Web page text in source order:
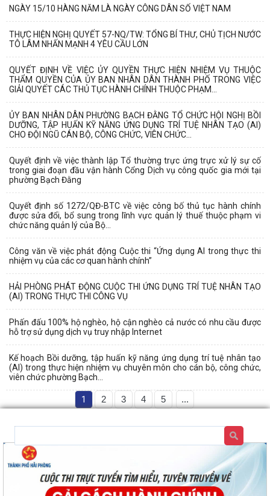
NGÀY 15/10 HÀNG NĂM LÀ NGÀY CÔNG DÂN SỐ VIỆT NAM
THỰC HIỆN NGHỊ QUYẾT 57-NQ/TW: TỔNG BÍ THƯ, CHỦ TỊCH NƯỚC
TÔ LÂM NHẤN MẠNH 4 YÊU CẦU LỚN
QUYẾT ĐỊNH VỀ VIỆC ỦY QUYỀN THỰC HIỆN NHIỆM VỤ THUỘC
THẨM QUYỀN CỦA ỦY BAN NHÂN DÂN THÀNH PHỐ TRONG VIỆC
GIẢI QUYẾT CÁC THỦ TỤC HÀNH CHÍNH THUỘC PHẠM...
ỦY BAN NHÂN DÂN PHƯỜNG BẠCH ĐẰNG TỔ CHỨC HỘI NGHỊ BỒI
DƯỠNG, TẬP HUẤN KỸ NĂNG ỨNG DỤNG TRÍ TUỆ NHÂN TẠO (AI)
CHO ĐỘI NGŨ CÁN BỘ, CÔNG CHỨC, VIÊN CHỨC...
Quyết định về việc thành lập Tổ thường trực ứng trực xử lý sự cố
trong giai đoạn đầu vận hành Cổng Dịch vụ công quốc gia mới tại
phường Bạch Đằng
Quyết định số 1272/QĐ-BTC về việc công bố thủ tục hành chính
được sửa đổi, bổ sung trong lĩnh vực quản lý thuế thuộc phạm vi
chức năng quản lý của Bộ...
Công văn về việc phát động Cuộc thi “Ứng dụng AI trong thực thi
nhiệm vụ của các cơ quan hành chính”
HẢI PHÒNG PHÁT ĐỘNG CUỘC THI ỨNG DỤNG TRÍ TUỆ NHÂN TẠO
(AI) TRONG THỰC THI CÔNG VỤ
Phấn đấu 100% hộ nghèo, hộ cận nghèo cả nước có nhu cầu được
hỗ trợ sử dụng dịch vụ truy nhập Internet
Kế hoạch Bồi dưỡng, tập huấn kỹ năng ứng dụng trí tuệ nhân tạo
(AI) trong thực hiện nhiệm vụ chuyên môn cho cán bộ, công chức,
viên chức phường Bạch...
1 2 3 4 5 ...